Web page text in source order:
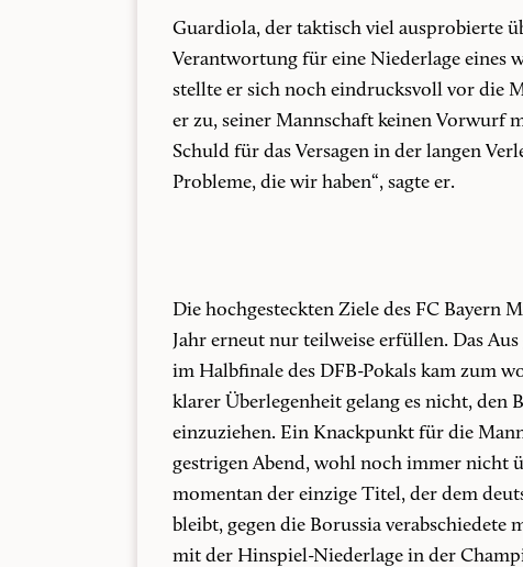
Guardiola, der taktisch viel ausprobierte
Verantwortung für eine Niederlage eines
stellte er sich noch eindrucksvoll vor die
er zu, seiner Mannschaft keinen Vorwurf
Schuld für das Versagen in der langen
Probleme, die wir haben“, sagte er.
Die hochgesteckten Ziele des FC Bayern
Jahr erneut nur teilweise erfüllen. Das
im Halbfinale des DFB-Pokals kam zum
klarer Überlegenheit gelang es nicht, den
einzuziehen. Ein Knackpunkt für die
gestrigen Abend, wohl noch immer nicht
momentan der einzige Titel, der dem
bleibt, gegen die Borussia verabschiedete
mit der Hinspiel-Niederlage in der